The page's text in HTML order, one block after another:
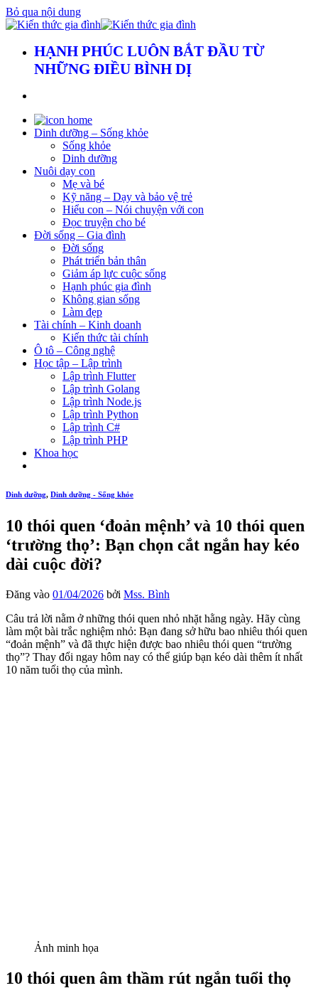
Bỏ qua nội dung
HẠNH PHÚC LUÔN BẮT ĐẦU TỪ
NHỮNG ĐIỀU BÌNH DỊ
Dinh dưỡng – Sống khỏe
Sống khỏe
Dinh dưỡng
Nuôi dạy con
Mẹ và bé
Kỹ năng – Dạy và bảo vệ trẻ
Hiểu con – Nói chuyện với con
Đọc truyện cho bé
Đời sống – Gia đình
Đời sống
Phát triển bản thân
Giảm áp lực cuộc sống
Hạnh phúc gia đình
Không gian sống
Làm đẹp
Tài chính – Kinh doanh
Kiến thức tài chính
Ô tô – Công nghệ
Học tập – Lập trình
Lập trình Flutter
Lập trình Golang
Lập trình Node.js
Lập trình Python
Lập trình C#
Lập trình PHP
Khoa học
Dinh dưỡng, Dinh dưỡng - Sống khỏe
10 thói quen ‘đoản mệnh’ và 10 thói quen
‘trường thọ’: Bạn chọn cắt ngắn hay kéo
dài cuộc đời?
Đăng vào 01/04/2026 bởi Mss. Bình
Câu trả lời nằm ở những thói quen nhỏ nhặt hằng ngày. Hãy cùng
làm một bài trắc nghiệm nhỏ: Bạn đang sở hữu bao nhiêu thói quen
“đoản mệnh” và đã thực hiện được bao nhiêu thói quen “trường
thọ”? Thay đổi ngay hôm nay có thể giúp bạn kéo dài thêm ít nhất
10 năm tuổi thọ của mình.
Ảnh minh họa
10 thói quen âm thầm rút ngắn tuổi thọ